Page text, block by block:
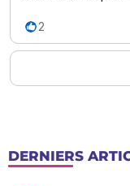
DERNIERS